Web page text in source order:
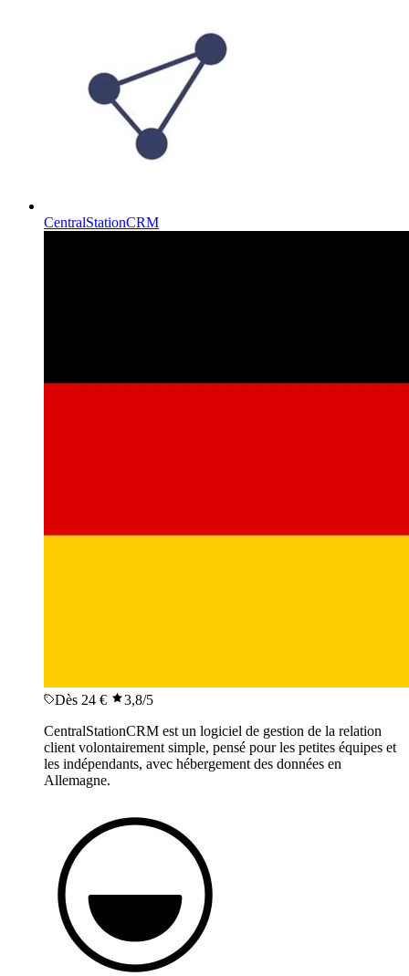
CentralStationCRM
Dès 24 € 3,8/5
CentralStationCRM est un logiciel de gestion de la relation
client volontairement simple, pensé pour les petites équipes et
les indépendants, avec hébergement des données en
Allemagne.